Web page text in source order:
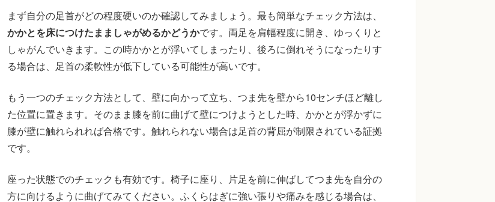
まず自分の足首がどの程度硬いのか確認してみましょう。最も簡単なチェック方法は、
かかとを床につけたまましゃがめるかどうかです。両足を肩幅程度に開き、ゆっくりと
しゃがんでいきます。この時かかとが浮いてしまったり、後ろに倒れそうになったりす
る場合は、足首の柔軟性が低下している可能性が高いです。
もう一つのチェック方法として、壁に向かって立ち、つま先を壁から10センチほど離し
た位置に置きます。そのまま膝を前に曲げて壁につけようとした時、かかとが浮かずに
膝が壁に触れられれば合格です。触れられない場合は足首の背屈が制限されている証拠
です。
座った状態でのチェックも有効です。椅子に座り、片足を前に伸ばしてつま先を自分の
方に向けるように曲げてみてください。ふくらはぎに強い張りや痛みを感じる場合は、